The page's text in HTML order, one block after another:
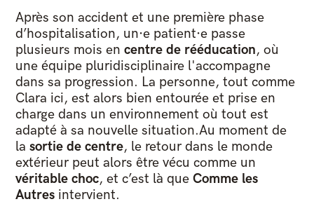
Après son accident et une première phase
d’hospitalisation, un·e patient·e passe
plusieurs mois encentre de rééducation, où
une équipe pluridisciplinaire l'accompagne
dans sa progression. La personne, tout comme
Clara ici, est alors bien entourée et prise en
charge dans un environnement où tout est
adapté à sa nouvelle situation.Au moment de
lasortie de centre, le retour dans le monde
extérieur peut alors être vécu comme un
véritable choc, et c’est là queComme les
Autres intervient.